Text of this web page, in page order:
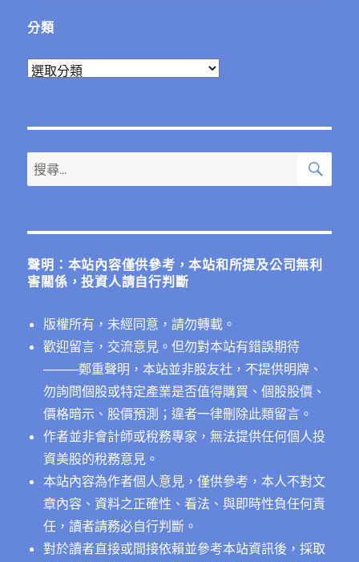
分類
分
搜
尋
鍵
搜
聲明：本站內容僅供參考，本站和所提及公司無利
害關係，投資人請自行判斷
版權所有，未經同意，請勿轉載。
歡迎留言，交流意見。但勿對本站有錯誤期待
────鄭重聲明，本站並非股友社，不提供明牌、
勿詢問個股或特定產業是否值得購買、個股股價、
價格暗示、股價預測；違者一律刪除此類留言。
作者並非會計師或稅務專家，無法提供任何個人投
資美股的稅務意見。
本站內容為作者個人意見，僅供參考，本人不對文
章內容、資料之正確性、看法、與即時性負任何責
任，讀者請務必自行判斷。
對於讀者直接或間接依賴並參考本站資訊後，採取